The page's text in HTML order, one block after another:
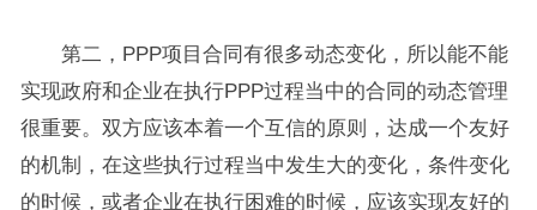
第二，PPP项目合同有很多动态变化，所以能不能
实现政府和企业在执行PPP过程当中的合同的动态管理
很重要。双方应该本着一个互信的原则，达成一个友好
的机制，在这些执行过程当中发生大的变化，条件变化
的时候，或者企业在执行困难的时候，应该实现友好的